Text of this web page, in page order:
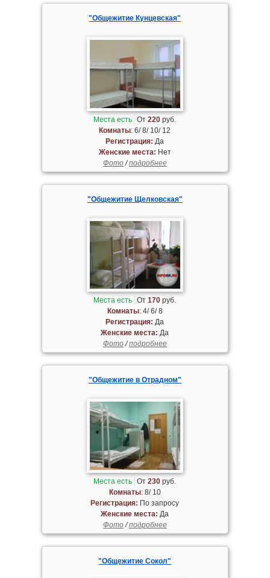
"Общежитие Кунцевская"
Места есть От220 руб.
Комнаты: 6/ 8/ 10/ 12
Регистрация: Да
Женские места: Нет
Фото/подробнее
"Общежитие Щелковская"
Места есть От170 руб.
Комнаты: 4/ 6/ 8
Регистрация: Да
Женские места: Да
Фото/подробнее
"Общежитие в Отрадном"
Места есть От230 руб.
Комнаты: 8/ 10
Регистрация: По запросу
Женские места: Да
Фото/подробнее
"Общежитие Сокол"